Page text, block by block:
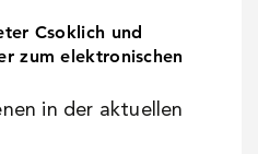
Csoklich und
zum elektronischen
in der aktuellen